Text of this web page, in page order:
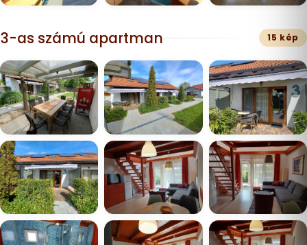
3-as számú apartman 15 kép